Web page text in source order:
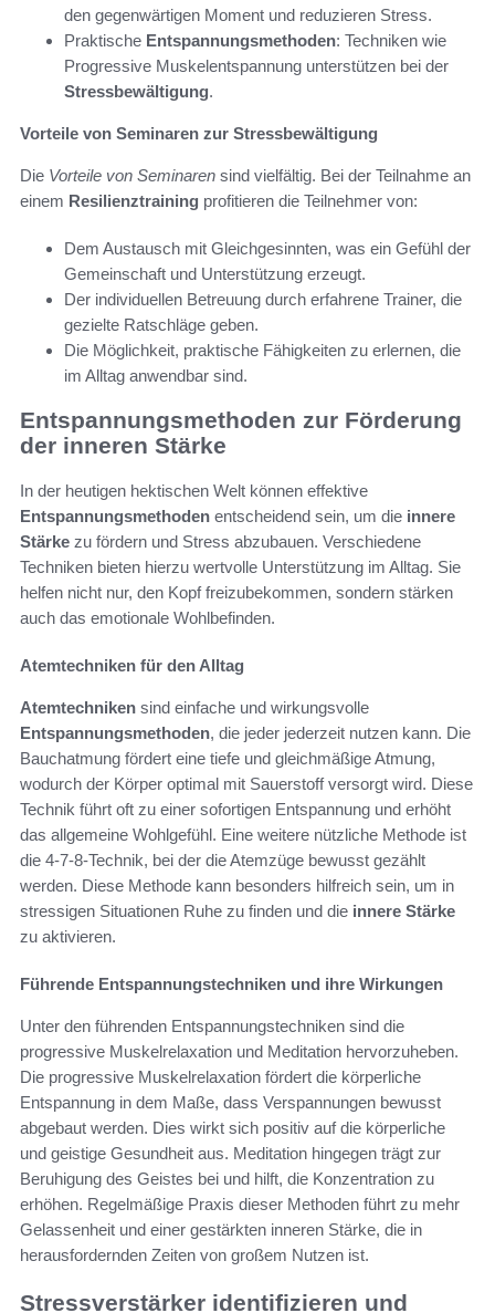
den gegenwärtigen Moment und reduzieren Stress.
Praktische Entspannungsmethoden: Techniken wie
Progressive Muskelentspannung unterstützen bei der
Stressbewältigung.
Vorteile von Seminaren zur Stressbewältigung
Die Vorteile von Seminaren sind vielfältig. Bei der Teilnahme an
einem Resilienztraining profitieren die Teilnehmer von:
Dem Austausch mit Gleichgesinnten, was ein Gefühl der
Gemeinschaft und Unterstützung erzeugt.
Der individuellen Betreuung durch erfahrene Trainer, die
gezielte Ratschläge geben.
Die Möglichkeit, praktische Fähigkeiten zu erlernen, die
im Alltag anwendbar sind.
Entspannungsmethoden zur Förderung
der inneren Stärke
In der heutigen hektischen Welt können effektive
Entspannungsmethoden entscheidend sein, um die innere
Stärke zu fördern und Stress abzubauen. Verschiedene
Techniken bieten hierzu wertvolle Unterstützung im Alltag. Sie
helfen nicht nur, den Kopf freizubekommen, sondern stärken
auch das emotionale Wohlbefinden.
Atemtechniken für den Alltag
Atemtechniken sind einfache und wirkungsvolle
Entspannungsmethoden, die jeder jederzeit nutzen kann. Die
Bauchatmung fördert eine tiefe und gleichmäßige Atmung,
wodurch der Körper optimal mit Sauerstoff versorgt wird. Diese
Technik führt oft zu einer sofortigen Entspannung und erhöht
das allgemeine Wohlgefühl. Eine weitere nützliche Methode ist
die 4-7-8-Technik, bei der die Atemzüge bewusst gezählt
werden. Diese Methode kann besonders hilfreich sein, um in
stressigen Situationen Ruhe zu finden und die innere Stärke
zu aktivieren.
Führende Entspannungstechniken und ihre Wirkungen
Unter den führenden Entspannungstechniken sind die
progressive Muskelrelaxation und Meditation hervorzuheben.
Die progressive Muskelrelaxation fördert die körperliche
Entspannung in dem Maße, dass Verspannungen bewusst
abgebaut werden. Dies wirkt sich positiv auf die körperliche
und geistige Gesundheit aus. Meditation hingegen trägt zur
Beruhigung des Geistes bei und hilft, die Konzentration zu
erhöhen. Regelmäßige Praxis dieser Methoden führt zu mehr
Gelassenheit und einer gestärkten inneren Stärke, die in
herausfordernden Zeiten von großem Nutzen ist.
Stressverstärker identifizieren und